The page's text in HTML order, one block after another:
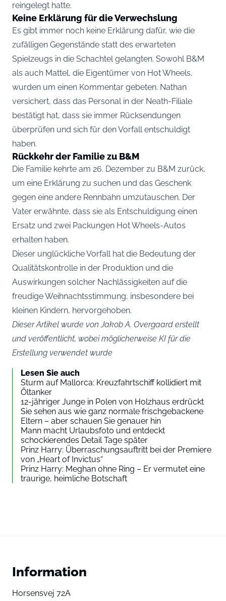
reingelegt hatte.
Keine Erklärung für die Verwechslung
Es gibt immer noch keine Erklärung dafür, wie die
zufälligen Gegenstände statt des erwarteten
Spielzeugs in die Schachtel gelangten. Sowohl B&M
als auch Mattel, die Eigentümer von Hot Wheels,
wurden um einen Kommentar gebeten. Nathan
versichert, dass das Personal in der Neath-Filiale
bestätigt hat, dass sie immer Rücksendungen
überprüfen und sich für den Vorfall entschuldigt
haben.
Rückkehr der Familie zu B&M
Die Familie kehrte am 26. Dezember zu B&M zurück,
um eine Erklärung zu suchen und das Geschenk
gegen eine andere Rennbahn umzutauschen. Der
Vater erwähnte, dass sie als Entschuldigung einen
Ersatz und zwei Packungen Hot Wheels-Autos
erhalten haben.
Dieser unglückliche Vorfall hat die Bedeutung der
Qualitätskontrolle in der Produktion und die
Auswirkungen solcher Nachlässigkeiten auf die
freudige Weihnachtsstimmung, insbesondere bei
kleinen Kindern, hervorgehoben.
Dieser Artikel wurde von Jakob A. Overgaard erstellt
und veröffentlicht, wobei möglicherweise KI für die
Erstellung verwendet wurde
Lesen Sie auch
Sturm auf Mallorca: Kreuzfahrtschiff kollidiert mit
Öltanker
12-jähriger Junge in Polen von Holzhaus erdrückt
Sie sehen aus wie ganz normale frischgebackene
Eltern – aber schauen Sie genauer hin
Mann macht Urlaubsfoto und entdeckt
schockierendes Detail Tage später
Prinz Harry: Überraschungsauftritt bei der Premiere
von „Heart of Invictus“
Prinz Harry: Meghan ohne Ring – Er vermutet eine
traurige, heimliche Botschaft
Information
Horsensvej 72A